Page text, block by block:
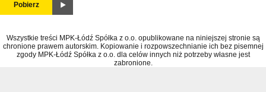
Pobierz
Wszystkie treści MPK-Łódź Spółka z o.o. opublikowane na niniejszej stronie są
chronione prawem autorskim. Kopiowanie i rozpowszechnianie ich bez pisemnej
zgody MPK-Łódź Spółka z o.o. dla celów innych niż potrzeby własne jest
zabronione.